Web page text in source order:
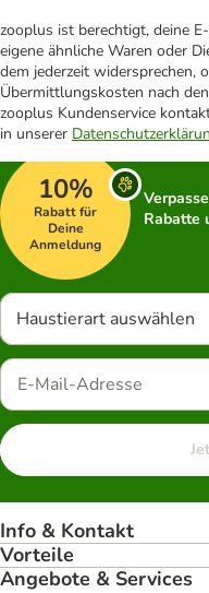
zooplus ist berechtigt, deine
eigene ähnliche Waren oder
dem jederzeit widersprechen,
Übermittlungskosten nach
zooplus Kundenservice
in unserer
10%
Rabatt für
Deine
Anmeldung
Rabatte
Haustierart auswählen
Info & Kontakt
Vorteile
Angebote & Services